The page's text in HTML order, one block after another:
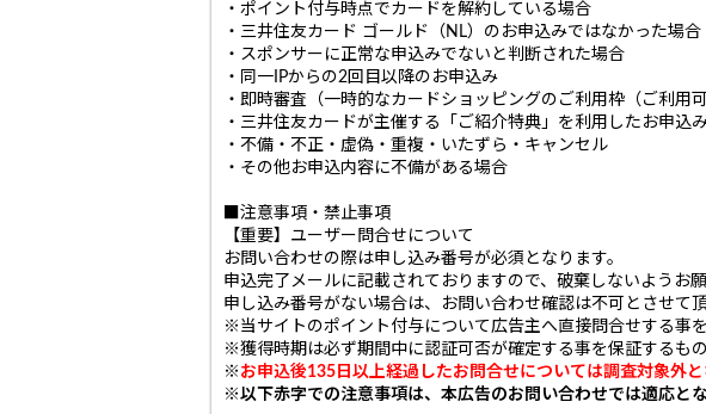
・ポイント付与時点でカードを解約している場合
・三井住友カード ゴールド（NL）のお申込みではなかった場合
・スポンサーに正常な申込みでないと判断された場合
・同一IPからの2回目以降のお申込み
・即時審査（一時的なカードショッピングのご利用枠（ご利用
・三井住友カードが主催する「ご紹介特典」を利用したお申込
・不備・不正・虚偽・重複・いたずら・キャンセル
・その他お申込内容に不備がある場合
■注意事項・禁止事項
【重要】ユーザー問合せについて
お問い合わせの際は申し込み番号が必須となります。
申込完了メールに記載されておりますので、破棄しないようお願
申し込み番号がない場合は、お問い合わせ確認は不可とさせて頂
※当サイトのポイント付与について広告主へ直接問合せする事
※獲得時期は必ず期間中に認証可否が確定する事を保証するも
※ お申込後135日以上経過したお問合せについては調査対象外
※以下赤字での注意事項は、本広告のお問い合わせでは適応と